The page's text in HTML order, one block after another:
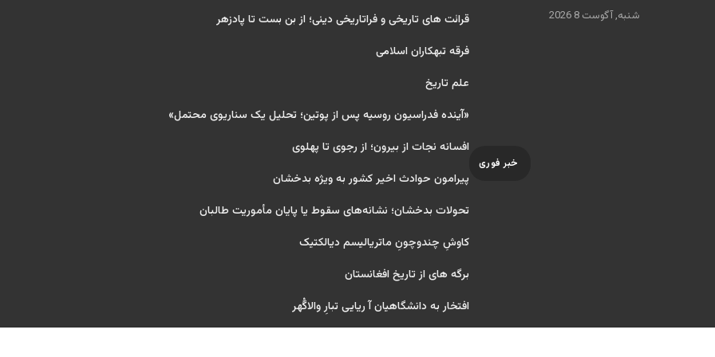
شنبه, آگوست 8 2026
خبر فوری
قرائت های تاریخی و فراتاریخی دینی؛ از بن بست تا پادزهر
فرقه تبهکاران اسلامی
علم تاریخ
«آینده فدراسیون روسیه پس از پوتین؛ تحلیل یک سناریوی محتمل»
افسانه نجات از بیرون؛ از رجوی تا پهلوی
پیرامون حوادث اخیر کشور به ویژه بدخشان
تحولات بدخشان؛ نشانه‌های سقوط یا پایان مأموریت طالبان
کاوشِ چندو‌چونِ ماتریالیسم دیالکتیک
برگه های از تاریخ افغانستان
افتخار به دانشگاهیان آ ریایی تبارِ والاگُهر